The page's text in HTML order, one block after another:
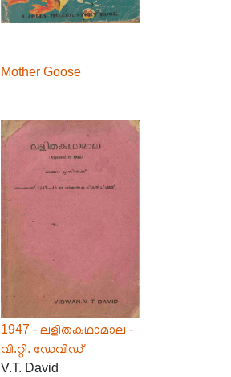
Mother Goose
1947 - ലളിതകഥാമാല -
വി.റ്റി. ഡേവിഡ്
V.T. David